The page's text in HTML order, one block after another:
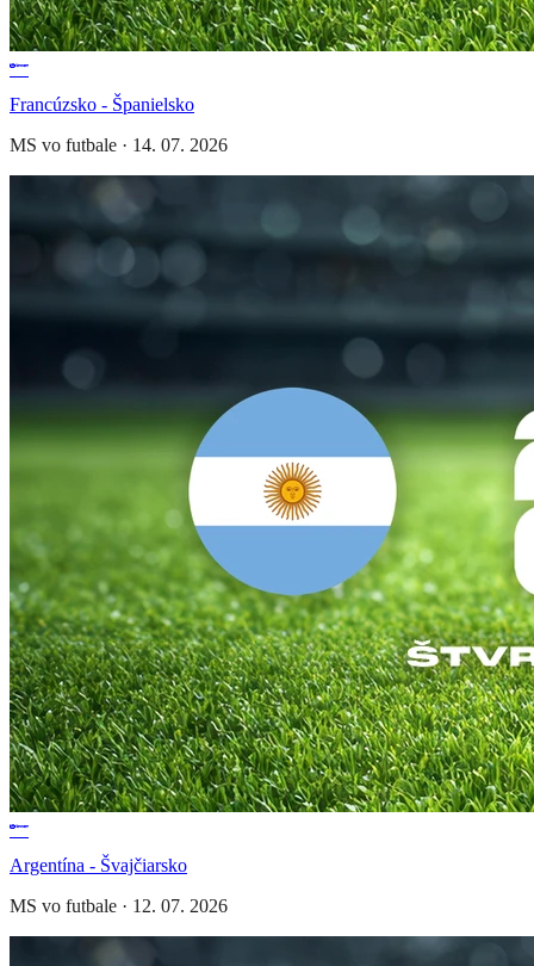
Francúzsko - Španielsko
MS vo futbale · 14. 07. 2026
Argentína - Švajčiarsko
MS vo futbale · 12. 07. 2026